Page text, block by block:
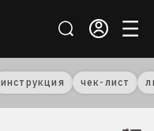
инструкция чек-лист